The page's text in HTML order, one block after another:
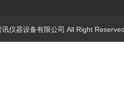
讯仪器设备有限公司 All Right